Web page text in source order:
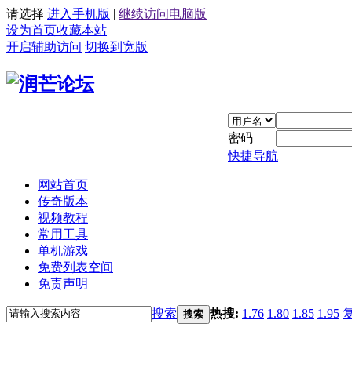
请选择 进入手机版 | 继续访问电脑版
设为首页收藏本站
开启辅助访问 切换到宽版
密码
快捷导航
网站首页
传奇版本
视频教程
常用工具
单机游戏
免费列表空间
免责声明
搜索 搜索 热搜: 1.76 1.80 1.85 1.95